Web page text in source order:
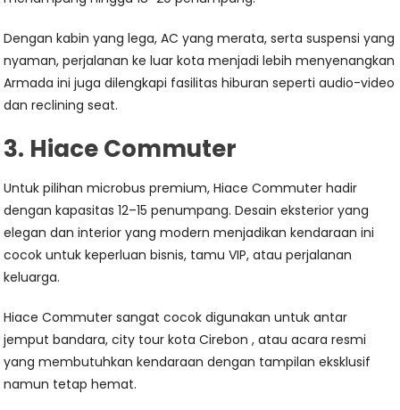
Dengan kabin yang lega, AC yang merata, serta suspensi yang
nyaman, perjalanan ke luar kota menjadi lebih menyenangkan
Armada ini juga dilengkapi fasilitas hiburan seperti audio-video
dan reclining seat.
3. Hiace Commuter
Untuk pilihan microbus premium, Hiace Commuter hadir
dengan kapasitas 12–15 penumpang. Desain eksterior yang
elegan dan interior yang modern menjadikan kendaraan ini
cocok untuk keperluan bisnis, tamu VIP, atau perjalanan
keluarga.
Hiace Commuter sangat cocok digunakan untuk antar
jemput bandara, city tour kota Cirebon , atau acara resmi
yang membutuhkan kendaraan dengan tampilan eksklusif
namun tetap hemat.